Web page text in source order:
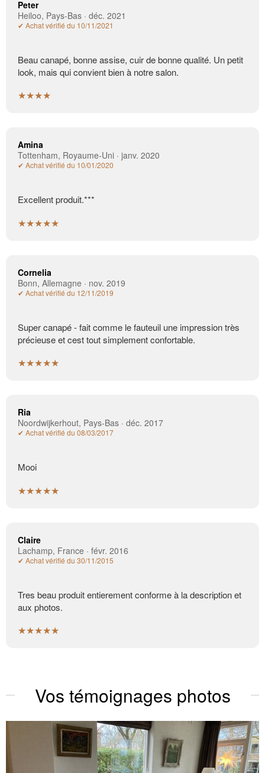
Peter
Heiloo, Pays-Bas · déc. 2021
✔ Achat vérifié du 10/11/2021
Beau canapé, bonne assise, cuir de bonne qualité. Un petit
look, mais qui convient bien à notre salon.
★★★★
Amina
Tottenham, Royaume-Uni · janv. 2020
✔ Achat vérifié du 10/01/2020
Excellent produit.***
★★★★★
Cornelia
Bonn, Allemagne · nov. 2019
✔ Achat vérifié du 12/11/2019
Super canapé - fait comme le fauteuil une impression très
précieuse et cest tout simplement confortable.
★★★★★
Ria
Noordwijkerhout, Pays-Bas · déc. 2017
✔ Achat vérifié du 08/03/2017
Mooi
★★★★★
Claire
Lachamp, France · févr. 2016
✔ Achat vérifié du 30/11/2015
Tres beau produit entierement conforme à la description et
aux photos.
★★★★★
Vos témoignages photos